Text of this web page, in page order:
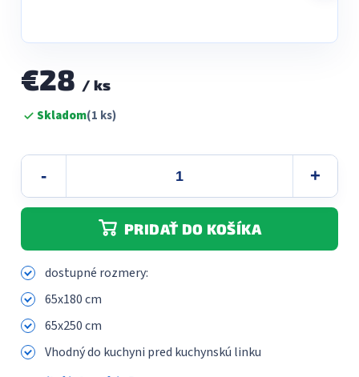
€28 / ks
Jednotková
cena:Skladom(1 ks)
PRIDAŤ DO KOŠÍKA
dostupné rozmery:
65x180 cm
65x250 cm
Vhodný do kuchyni pred kuchynskú linku